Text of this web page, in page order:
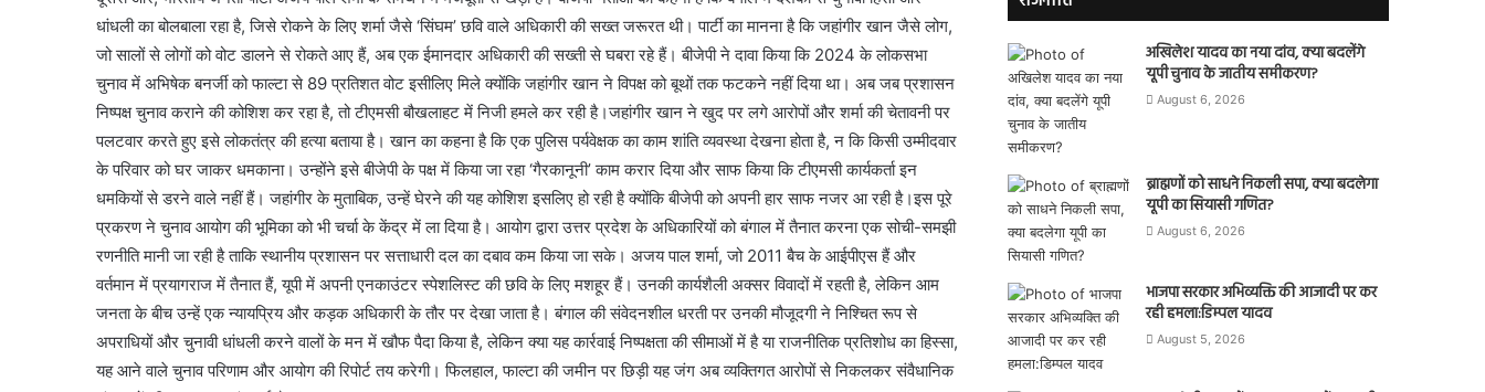
धांधली का बोलबाला रहा है, जिसे रोकने के लिए शर्मा जैसे ‘सिंघम’ छवि वाले अधिकारी की सख्त जरूरत थी। पार्टी का मानना है कि जहांगीर खान जैसे लोग,
जो सालों से लोगों को वोट डालने से रोकते आए हैं, अब एक ईमानदार अधिकारी की सख्ती से घबरा रहे हैं। बीजेपी ने दावा किया कि 2024 के लोकसभा
चुनाव में अभिषेक बनर्जी को फाल्टा से 89 प्रतिशत वोट इसीलिए मिले क्योंकि जहांगीर खान ने विपक्ष को बूथों तक फटकने नहीं दिया था। अब जब प्रशासन
निष्पक्ष चुनाव कराने की कोशिश कर रहा है, तो टीएमसी बौखलाहट में निजी हमले कर रही है।जहांगीर खान ने खुद पर लगे आरोपों और शर्मा की चेतावनी पर
पलटवार करते हुए इसे लोकतंत्र की हत्या बताया है। खान का कहना है कि एक पुलिस पर्यवेक्षक का काम शांति व्यवस्था देखना होता है, न कि किसी उम्मीदवार
के परिवार को घर जाकर धमकाना। उन्होंने इसे बीजेपी के पक्ष में किया जा रहा ‘गैरकानूनी’ काम करार दिया और साफ किया कि टीएमसी कार्यकर्ता इन
धमकियों से डरने वाले नहीं हैं। जहांगीर के मुताबिक, उन्हें घेरने की यह कोशिश इसलिए हो रही है क्योंकि बीजेपी को अपनी हार साफ नजर आ रही है।इस पूरे
प्रकरण ने चुनाव आयोग की भूमिका को भी चर्चा के केंद्र में ला दिया है। आयोग द्वारा उत्तर प्रदेश के अधिकारियों को बंगाल में तैनात करना एक सोची-समझी
रणनीति मानी जा रही है ताकि स्थानीय प्रशासन पर सत्ताधारी दल का दबाव कम किया जा सके। अजय पाल शर्मा, जो 2011 बैच के आईपीएस हैं और
वर्तमान में प्रयागराज में तैनात हैं, यूपी में अपनी एनकाउंटर स्पेशलिस्ट की छवि के लिए मशहूर हैं। उनकी कार्यशैली अक्सर विवादों में रहती है, लेकिन आम
जनता के बीच उन्हें एक न्यायप्रिय और कड़क अधिकारी के तौर पर देखा जाता है। बंगाल की संवेदनशील धरती पर उनकी मौजूदगी ने निश्चित रूप से
अपराधियों और चुनावी धांधली करने वालों के मन में खौफ पैदा किया है, लेकिन क्या यह कार्रवाई निष्पक्षता की सीमाओं में है या राजनीतिक प्रतिशोध का हिस्सा,
यह आने वाले चुनाव परिणाम और आयोग की रिपोर्ट तय करेगी। फिलहाल, फाल्टा की जमीन पर छिड़ी यह जंग अब व्यक्तिगत आरोपों से निकलकर संवैधानिक
अखिलेश यादव का नया दांव, क्या बदलेंगे
यूपी चुनाव के जातीय समीकरण?
August 6, 2026
ब्राह्मणों को साधने निकली सपा, क्या बदलेगा
यूपी का सियासी गणित?
August 6, 2026
भाजपा सरकार अभिव्यक्ति की आजादी पर कर
रही हमला:डिम्पल यादव
August 5, 2026